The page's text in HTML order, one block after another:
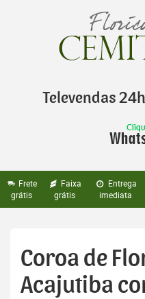
Televendas
Frete
grátis
Faixa
grátis
Entrega
imediata
Coroa de
Acajutiba